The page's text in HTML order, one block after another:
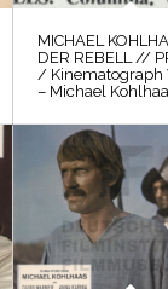
MICHAEL
DER REBELL //
/ Kinematograph
– Michael